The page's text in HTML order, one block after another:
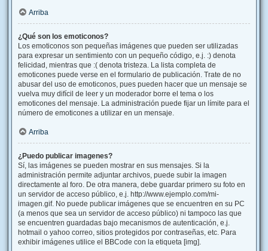
Arriba
¿Qué son los emoticonos?
Los emoticonos son pequeñas imágenes que pueden ser utilizadas
para expresar un sentimiento con un pequeño código, e.j. :) denota
felicidad, mientras que :( denota tristeza. La lista completa de
emoticones puede verse en el formulario de publicación. Trate de no
abusar del uso de emoticonos, pues pueden hacer que un mensaje se
vuelva muy difícil de leer y un moderador borre el tema o los
emoticones del mensaje. La administración puede fijar un límite para el
número de emoticones a utilizar en un mensaje.
Arriba
¿Puedo publicar imagenes?
Sí, las imágenes se pueden mostrar en sus mensajes. Si la
administración permite adjuntar archivos, puede subir la imagen
directamente al foro. De otra manera, debe guardar primero su foto en
un servidor de acceso público, e.j. http://www.ejemplo.com/mi-
imagen.gif. No puede publicar imágenes que se encuentren en su PC
(a menos que sea un servidor de acceso público) ni tampoco las que
se encuentren guardadas bajo mecanismos de autenticación, e.j.
hotmail o yahoo correo, sitios protegidos por contraseñas, etc. Para
exhibir imágenes utilice el BBCode con la etiqueta [img].